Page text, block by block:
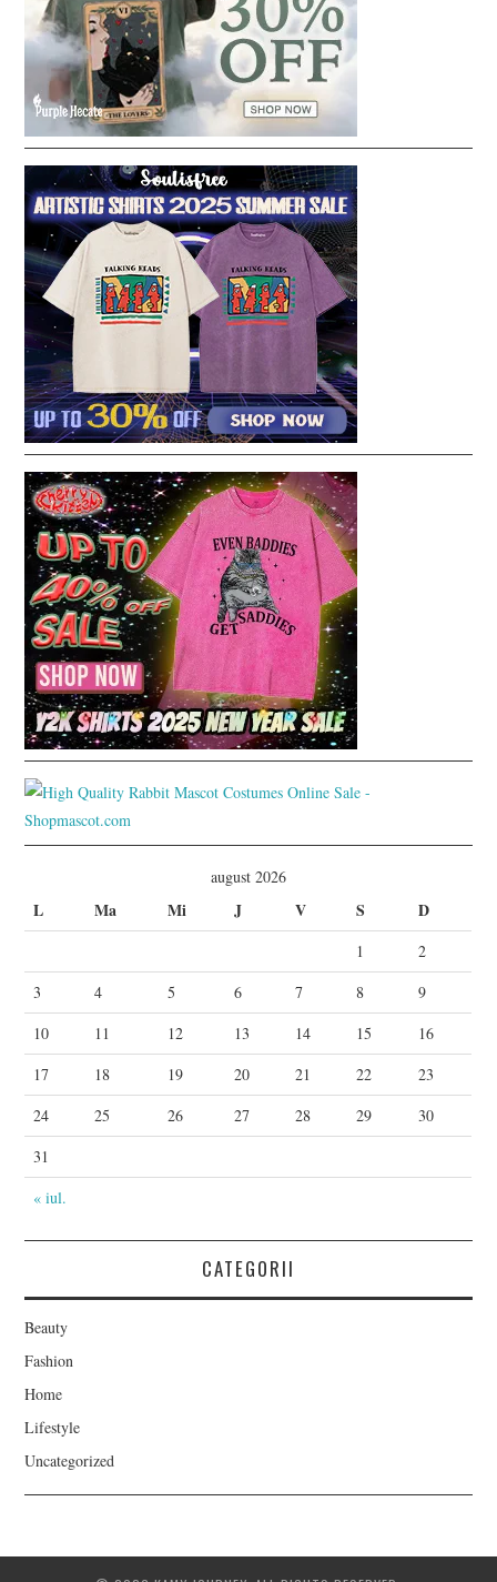
august 2026
L Ma Mi J V S D
« iul.
1
2
3
4 5 6 7 8
9
10
11 12 13 14 15
16
17
18 19 20 21 22
23
24
25 26 27 28 29
30
31
CATEGORII
Beauty
Fashion
Home
Lifestyle
Uncategorized